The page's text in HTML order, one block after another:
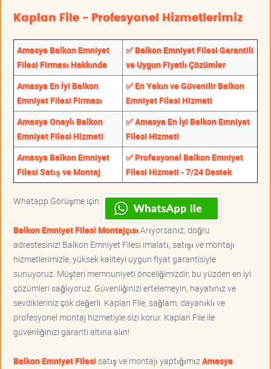
Kaplan File - Profesyonel Hizmetlerimiz
Amasya Balkon Emniyet
Filesi Firması Hakkında
✅ Balkon Emniyet Filesi Garantili
ve Uygun Fiyatlı Çözümler
Amasya En İyi Balkon
Emniyet Filesi Firması
✅ En Yakın ve Güvenilir Balkon
Emniyet Filesi Hizmeti
Amasya Onaylı Balkon
Emniyet Filesi Hizmeti
✅ Amasya En İyi Balkon Emniyet
Filesi Hizmeti
Amasya Balkon Emniyet
Filesi Satış ve Montaj
✅ Profesyonel Balkon Emniyet
Filesi Hizmeti - 7/24 Destek
Whatapp Görüşme için
Balkon Emniyet Filesi MontajçısıArıyorsanız, doğru
adrestesiniz! Balkon Emniyet Filesi imalatı, satışı ve montajı
hizmetlerimizle, yüksek kaliteyi uygun fiyat garantisiyle
sunuyoruz. Müşteri memnuniyeti önceliğimizdir, bu yüzden en iyi
çözümleri sağlıyoruz. Güvenliğinizi ertelemeyin, hayatınız ve
sevdikleriniz çok değerli. Kaplan File, sağlam, dayanıklı ve
profesyonel montaj hizmetiyle sizi korur. Kaplan File ile
güvenliğinizi garanti altına alın!
Balkon Emniyet Filesisatış ve montajı yaptığımız Amasya